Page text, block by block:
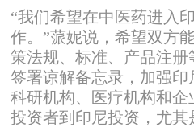
“我们希望在中医药进入
作。”蒎妮说，希望双方
策法规、标准、产品注
签署谅解备忘录，加强印
科研机构、医疗机构和企
投资者到印尼投资，尤其